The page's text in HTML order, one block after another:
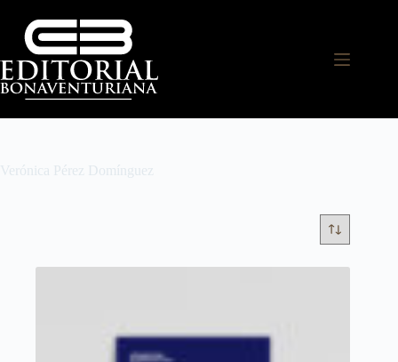
Verónica Pérez Domínguez